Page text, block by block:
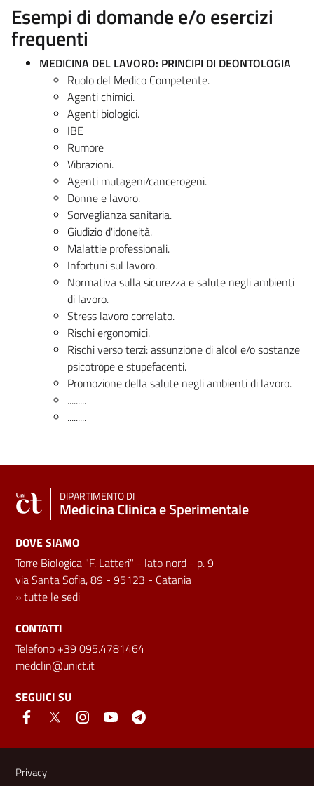
Esempi di domande e/o esercizi
frequenti
MEDICINA DEL LAVORO: PRINCIPI DI DEONTOLOGIA
Ruolo del Medico Competente.
Agenti chimici.
Agenti biologici.
IBE
Rumore
Vibrazioni.
Agenti mutageni/cancerogeni.
Donne e lavoro.
Sorveglianza sanitaria.
Giudizio d'idoneità.
Malattie professionali.
Infortuni sul lavoro.
Normativa sulla sicurezza e salute negli ambienti
di lavoro.
Stress lavoro correlato.
Rischi ergonomici.
Rischi verso terzi: assunzione di alcol e/o sostanze
psicotrope e stupefacenti.
Promozione della salute negli ambienti di lavoro.
.........
.........
DIPARTIMENTO DI
Medicina Clinica e Sperimentale
DOVE SIAMO
Torre Biologica "F. Latteri" - lato nord - p. 9
via Santa Sofia, 89 - 95123 - Catania
»tutte le sedi
CONTATTI
Telefono +39 095.4781464
medclin@unict.it
SEGUICI SU
Link e informazioni utili
Privacy